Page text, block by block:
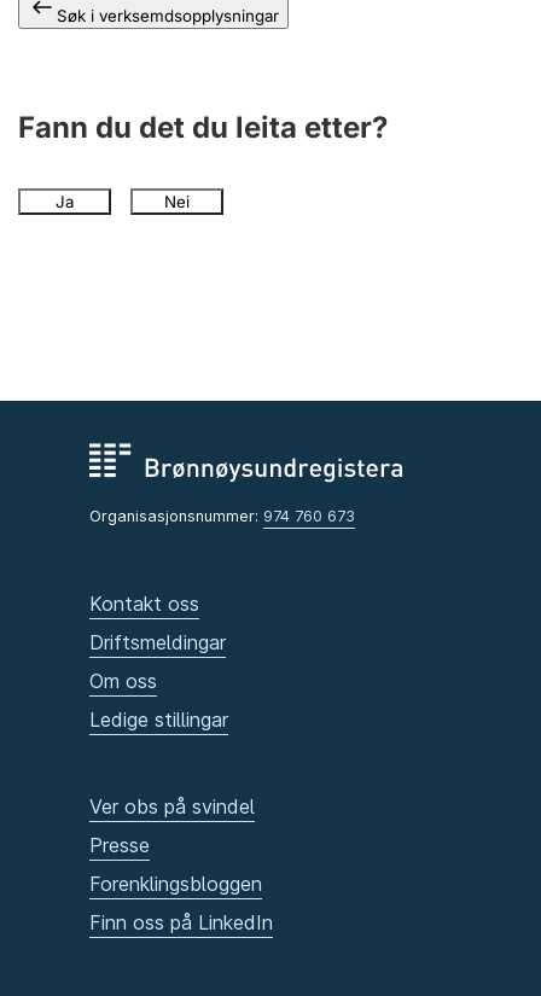
Søk i verksemdsopplysningar
Fann du det du leita etter?
Ja Nei
Organisasjonsnummer: 974 760 673
Kontakt oss
Driftsmeldingar
Om oss
Ledige stillingar
Ver obs på svindel
Presse
Forenklingsbloggen
Finn oss på LinkedIn